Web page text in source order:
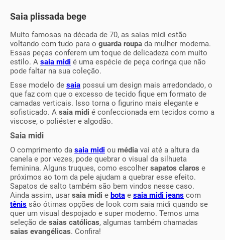
Saia plissada bege
Muito famosas na década de 70, as saias midi estão
voltando com tudo para o guarda roupa da mulher moderna.
Essas peças conferem um toque de delicadeza com muito
estilo. A saia midi é uma espécie de peça coringa que não
pode faltar na sua coleção.
Esse modelo de saia possui um design mais arredondado, o
que faz com que o excesso de tecido fique em formato de
camadas verticais. Isso torna o figurino mais elegante e
sofisticado. A saia midi é confeccionada em tecidos como a
viscose, o poliéster e algodão.
Saia midi
O comprimento da saia midi ou média vai até a altura da
canela e por vezes, pode quebrar o visual da silhueta
feminina. Alguns truques, como escolher sapatos claros e
próximos ao tom da pele ajudam a quebrar esse efeito.
Sapatos de salto também são bem vindos nesse caso.
Ainda assim, usar saia midi e bota e saia midi jeans com
tênis são ótimas opções de look com saia midi quando se
quer um visual despojado e super moderno. Temos uma
seleção de saias católicas, algumas também chamadas
saias evangélicas. Confira!